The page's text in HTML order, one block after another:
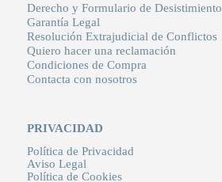
Derecho y Formulario de Desistimiento
Garantía Legal
Resolución Extrajudicial de Conflictos
Quiero hacer una reclamación
Condiciones de Compra
Contacta con nosotros
PRIVACIDAD
Política de Privacidad
Aviso Legal
Política de Cookies